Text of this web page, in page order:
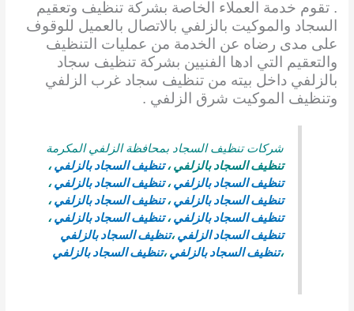
. تقوم خدمة العملاء الخاصة بشركة تنظيف وتعقيم
السجاد والموكيت بالزلفي بالاتصال بالعميل للوقوف
على مدى رضاه عن الخدمة من عمليات التنظيف
والتعقيم التي ادها الفنيين بشركة تنظيف سجاد
بالزلفي داخل بيته من تنظيف سجاد غرب الزلفي
وتنظيف الموكيت شرق الزلفي .
شركات تنظيف السجاد بمحافظة الزلفي المكرمة
تنظيف السجاد بالزلفي،تنظيف السجاد بالزلفي،
تنظيف السجاد بالزلفي،تنظيف السجاد بالزلفي،
تنظيف السجاد بالزلفي،تنظيف السجاد بالزلفي،
تنظيف السجاد بالزلفي،تنظيف السجاد بالزلفي،
تنظيف السجاد الزلفي،تنظيف السجاد بالزلفي
،تنظيف السجاد بالزلفي،تنظيف السجاد بالزلفي